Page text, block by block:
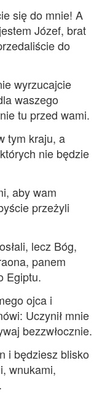
się do mnie! A
Józef, brat
do
wyrzucajcie
waszego
tu przed wami.
tym kraju, a
nie będzie
aby wam
przeżyli
lecz Bóg,
panem
Egiptu.
ojca i
Uczynił mnie
bezzwłocznie.
i będziesz blisko
wnukami,